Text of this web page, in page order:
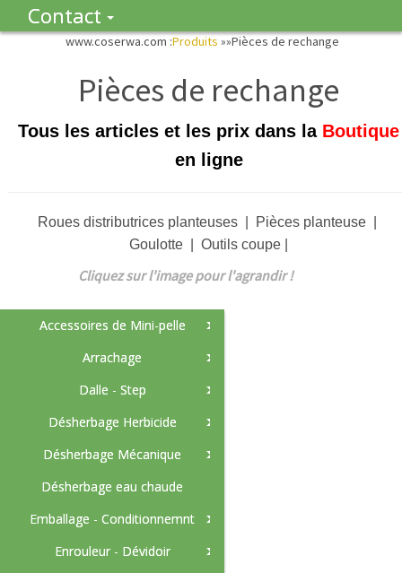
Contact
www.coserwa.com :Produits »»Pièces de rechange
Pièces de rechange
Tous les articles et les prix dans la Boutique
en ligne
Roues distributrices planteuses | Pièces planteuse |
Goulotte | Outils coupe |
Cliquez sur l'image pour l'agrandir !
Accessoires de Mini-pelle
Arrachage
Dalle - Step
Désherbage Herbicide
Désherbage Mécanique
Désherbage eau chaude
Emballage - Conditionnemnt
Enrouleur - Dévidoir